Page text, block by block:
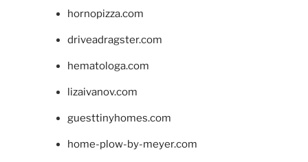
hornopizza.com
driveadragster.com
hematologa.com
lizaivanov.com
guesttinyhomes.com
home-plow-by-meyer.com